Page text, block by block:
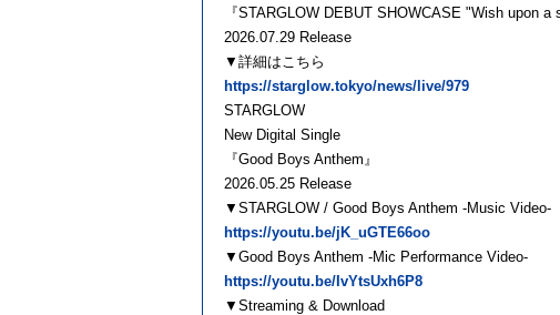
『STARGLOW DEBUT SHOWCASE "Wish upon a
2026.07.29 Release
▼詳細はこちら
https://starglow.tokyo/news/live/979
STARGLOW
New Digital Single
『Good Boys Anthem』
2026.05.25 Release
▼STARGLOW / Good Boys Anthem -Music Video-
https://youtu.be/jK_uGTE66oo
▼Good Boys Anthem -Mic Performance Video-
https://youtu.be/IvYtsUxh6P8
▼Streaming & Download